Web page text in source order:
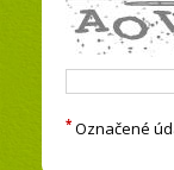
* Označené